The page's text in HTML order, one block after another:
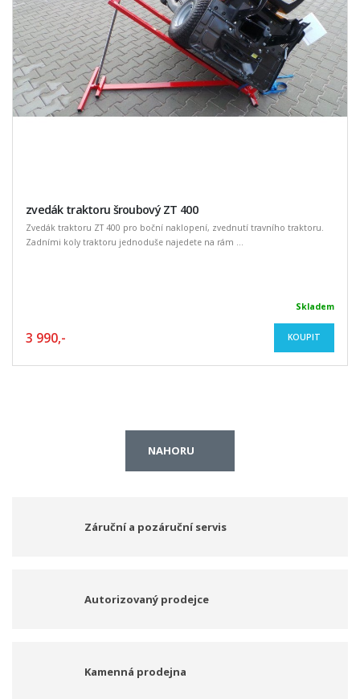
zvedák traktoru šroubový ZT 400
Zvedák traktoru ZT 400 pro boční naklopení, zvednutí travního traktoru.
Zadními koly traktoru jednoduše najedete na rám ...
Skladem
3 990,- KOUPIT
NAHORU
Záruční a pozáruční servis
Autorizovaný prodejce
Kamenná prodejna